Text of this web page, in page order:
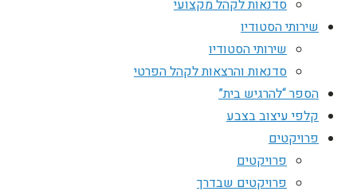
סדנאות לקהל מקצועי
שירותי הסטודיו
שירותי הסטודיו
סדנאות והרצאות לקהל הפרטי
הספר “להרגיש בית”
קלפי עיצוב בצבע
פרויקטים
פרויקטים
פרויקטים שבדרך